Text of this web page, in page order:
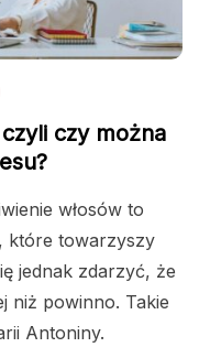
czy można
włosów to
które towarzyszy
jednak zdarzyć, że
niż powinno. Takie
Antoniny.